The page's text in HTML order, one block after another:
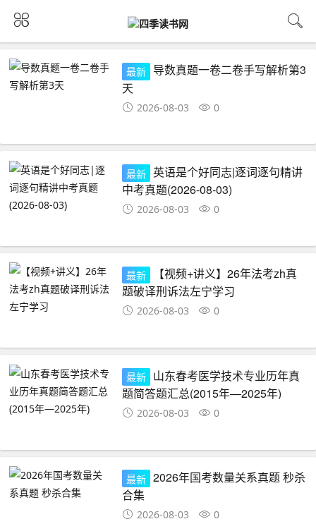
最新 导数真题一卷二卷手写解析第3
天
2026-08-03 0
最新 英语是个好同志|逐词逐句精讲
中考真题(2026-08-03)
2026-08-03 0
最新
【视频+讲义】26年法考zh真
题破译刑诉法左宁学习
2026-08-03 0
最新 山东春考医学技术专业历年真
题简答题汇总(2015年—2025年)
2026-08-03 0
最新 2026年国考数量关系真题 秒杀
合集
2026-08-03 0